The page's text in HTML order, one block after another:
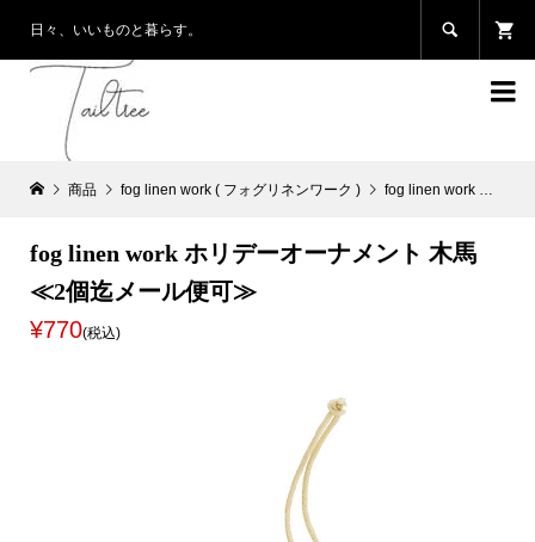
日々、いいものと暮らす。 

商品 fog linen work ( フォグリネンワーク ) fog linen work ホリデーオーナメント 木馬≪2個迄メール便可≫
fog linen work ホリデーオーナメント 木馬
≪2個迄メール便可≫
¥770(税込)